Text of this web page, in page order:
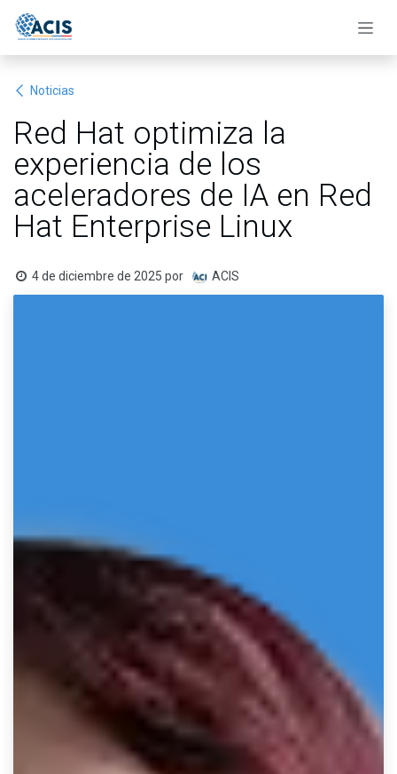
Noticias
Red Hat optimiza la
experiencia de los
aceleradores de IA en Red
Hat Enterprise Linux
4 de diciembre de 2025 por ACIS